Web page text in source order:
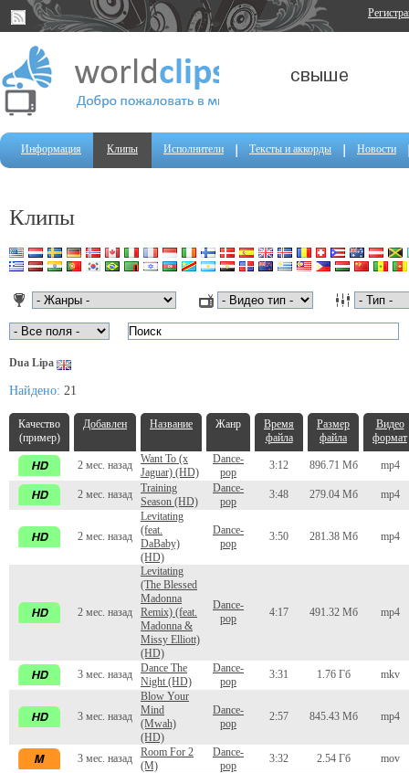
Информация Клипы Исполнители Тексты и аккорды Новости
Клипы
Dua Lipa
Найдено: 21
Качество
(пример)
Добавлен Название Жанр
Время
файла
Размер
файла
Видео
формат
2 мес. назад
Want To (x
Jaguar) (HD)
Dance-
pop
3:12 896.71 Мб mp4
2 мес. назад
Training
Season (HD)
Dance-
pop
3:48 279.04 Мб mp4
2 мес. назад
Levitating
(feat.
DaBaby)
(HD)
Dance-
pop
3:50 281.38 Мб mp4
2 мес. назад
Levitating
(The Blessed
Madonna
Remix) (feat.
Madonna &
Missy Elliott)
(HD)
Dance-
pop
4:17 491.32 Мб mp4
3 мес. назад
Dance The
Night (HD)
Dance-
pop
3:31 1.76 Гб mkv
3 мес. назад
Blow Your
Mind
(Mwah)
(HD)
Dance-
pop
2:57 845.43 Мб mp4
3 мес. назад
Room For 2
(M)
Dance-
pop
3:32 2.54 Гб mov